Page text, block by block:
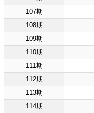
107期
108期
109期
110期
111期
112期
113期
114期